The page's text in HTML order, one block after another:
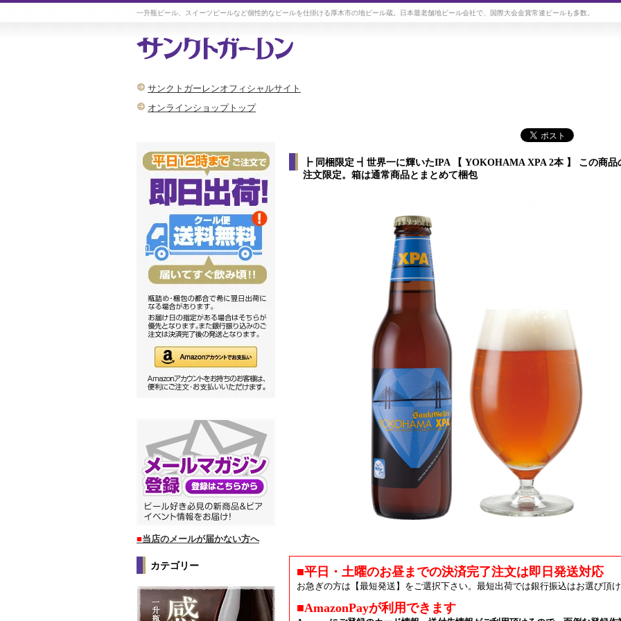
一升瓶ビール、スイーツビールなど個性的なビールを仕掛ける厚木市の地ビール蔵。日本最老舗地ビール会社で、国際大会金賞常連ビールも多数。
サンクトガーレンオフィシャルサイト
オンラインショップトップ
■当店のメールが届かない方へ
カテゴリー
┣ 同梱限定 ┫世界一に輝いたIPA 【 YOKOHAMA XPA 2本 】 この商
注文限定。箱は通常商品とまとめて梱包
■平日・土曜のお昼までの決済完了注文は即日発送対応
お急ぎの方は【最短発送】をご選択下さい。最短出荷では銀行振込はお選び頂
■AmazonPayが利用できます